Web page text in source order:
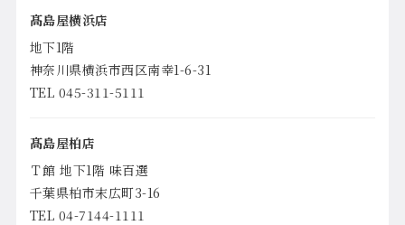
髙島屋横浜店
地下1階
神奈川県横浜市西区南幸1-6-31
TEL 045-311-5111
髙島屋柏店
Ｔ館 地下1階 味百選
千葉県柏市末広町3-16
TEL 04-7144-1111